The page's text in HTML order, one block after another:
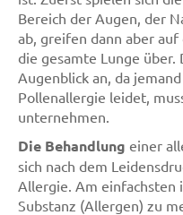
Bereich der Augen, der
ab, greifen dann aber
die gesamte Lunge
Augenblick an, da
Pollenallergie leidet,
unternehmen.
Die Behandlung einer
sich nach dem
Allergie. Am einfachsten
Substanz (Allergen) zu